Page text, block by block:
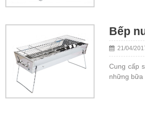
Bếp
21/04/
Cung cấp
những bữa